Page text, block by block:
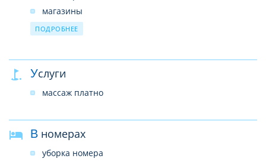
магазины
Wi-FI в лобби бесплатно
ресторан
бар
ПОДРОБНЕЕ
Услуги
массаж платно
В номерах
уборка номера